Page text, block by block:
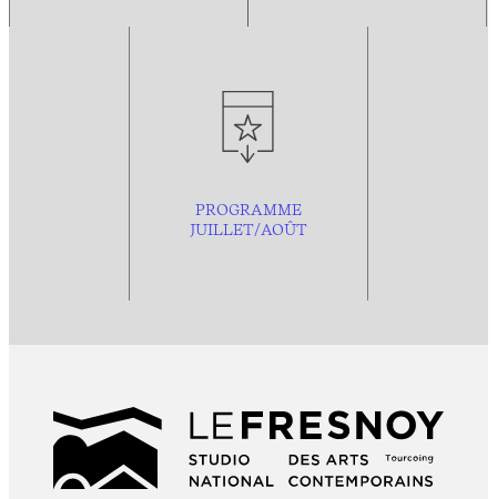
PROGRAMME
JUILLET/AOÛT